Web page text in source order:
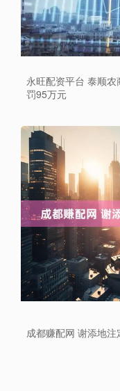
永旺配资平台 泰顺
罚95万元
成都赚配网 谢添地注